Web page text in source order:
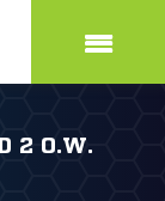
2 O.W.